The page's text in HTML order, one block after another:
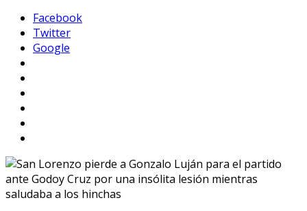
Facebook
Twitter
Google